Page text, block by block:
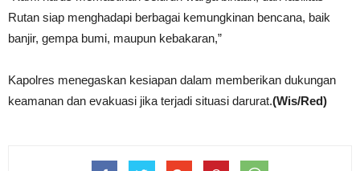
Rutan siap menghadapi berbagai kemungkinan bencana, baik
banjir, gempa bumi, maupun kebakaran,”
Kapolres menegaskan kesiapan dalam memberikan dukungan
keamanan dan evakuasi jika terjadi situasi darurat.(Wis/Red)